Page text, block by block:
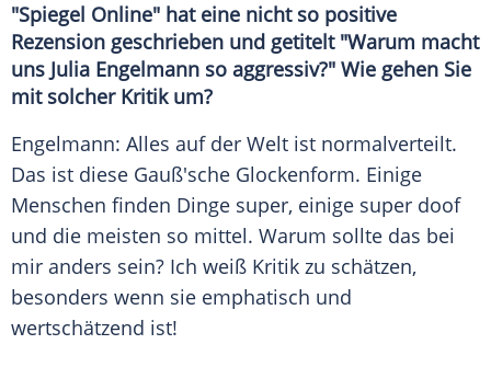
"Spiegel Online" hat eine nicht so positive
Rezension geschrieben und getitelt "Warum macht
uns Julia Engelmann so aggressiv?" Wie gehen Sie
mit solcher Kritik um?
Engelmann: Alles auf der Welt ist normalverteilt.
Das ist diese Gauß'sche Glockenform. Einige
Menschen finden Dinge super, einige super doof
und die meisten so mittel. Warum sollte das bei
mir anders sein? Ich weiß Kritik zu schätzen,
besonders wenn sie emphatisch und
wertschätzend ist!